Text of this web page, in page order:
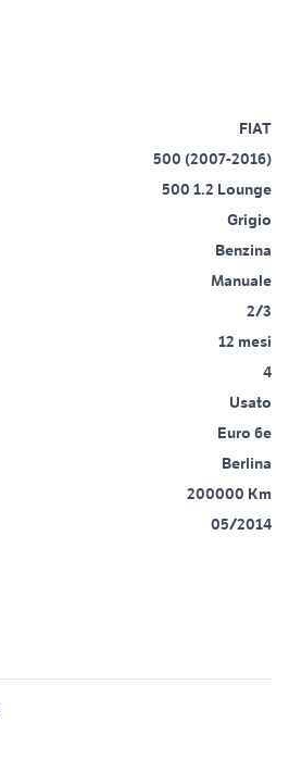
FIAT
500 (2007-2016)
500 1.2 Lounge
Grigio
Benzina
Manuale
2/3
12 mesi
4
Usato
Euro 6e
Berlina
200000 Km
05/2014